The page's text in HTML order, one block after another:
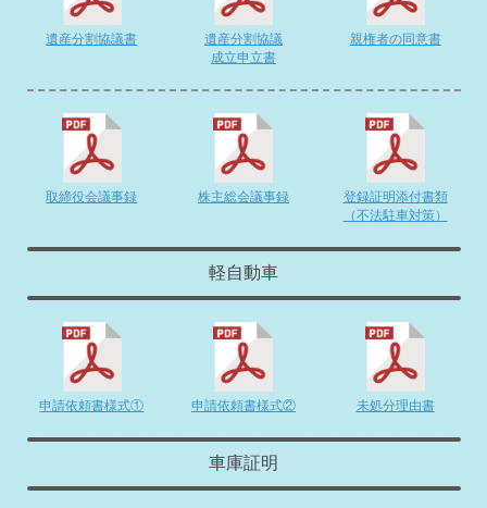
2026-04-12
札幌市S様 ホンダ N-BOXカスタム査定・買取 ご成約誠に
ありがとう …
とうございまし …
2026-04-10
苫小牧市I様 トヨタ ハリアー査定・買取 ご成約誠にあり
がとうございま …
りがとうござい …
[an error occurred while processing this directive]
2026-04-07
を更新しました！詳細は【グーnet】へ→
2026-04-04
毎週木曜日、第一日曜日は定休日となります。
2026-04-04
誠にありがとう …
江別市H社様 トヨタ ランドクルーザー査定・買取 ご成約
遺産分割協議書
遺産分割協議
成立申立書
親権者の同意書
取締役会議事録 株主総会議事録
登録証明添付書類
（不法駐車対策）
軽自動車
申請依頼書様式① 申請依頼書様式② 未処分理由書
車庫証明